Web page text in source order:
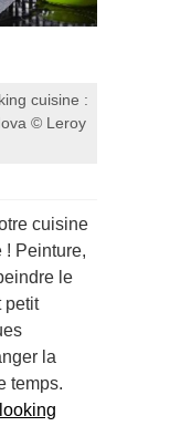
cuisine :
© Leroy
cuisine
! Peinture,
le
petit
la
temps.